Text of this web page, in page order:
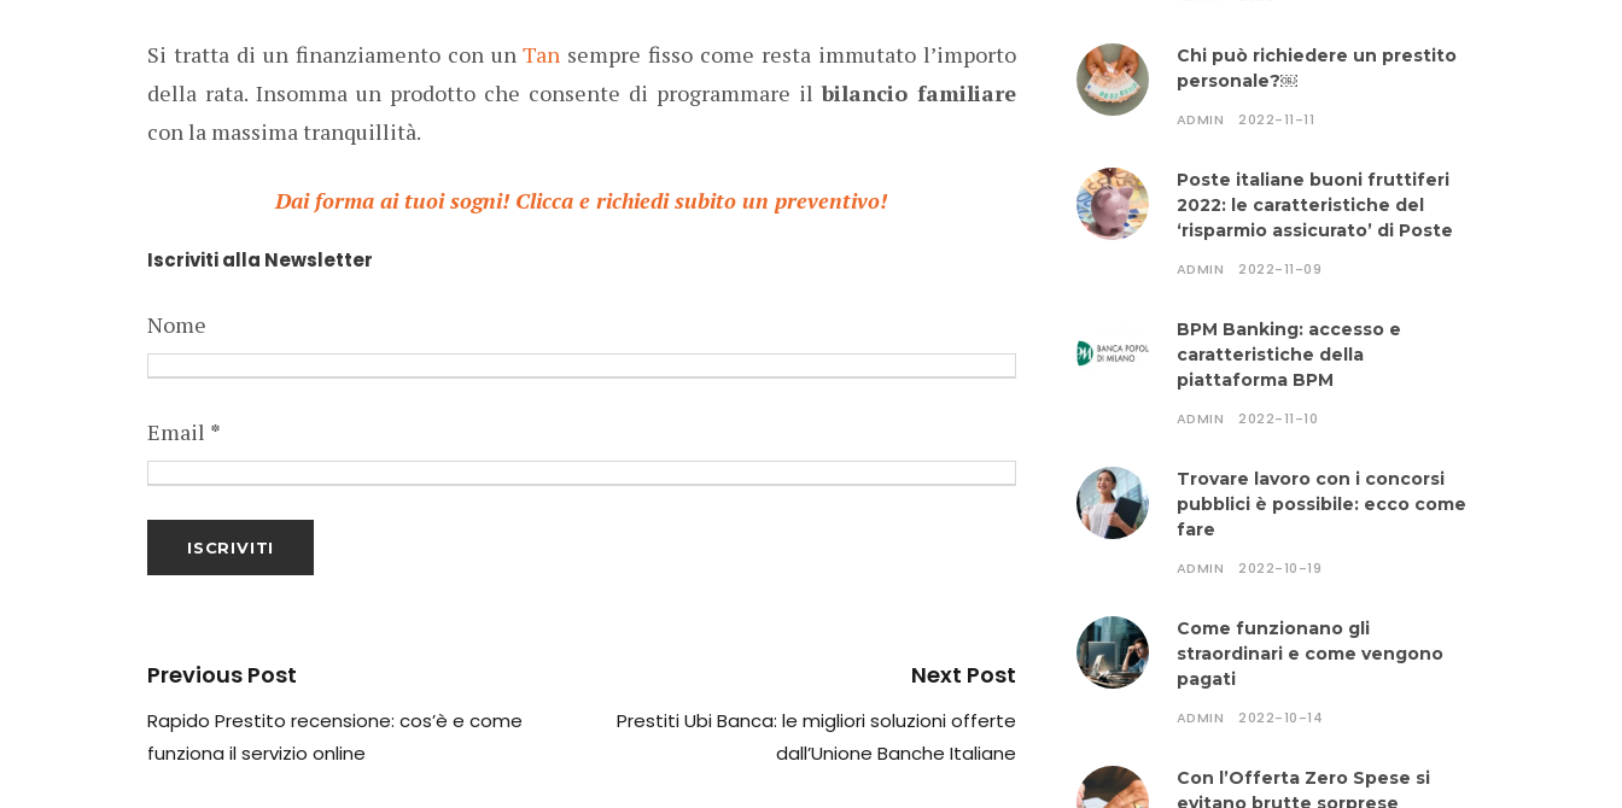
Si tratta di un finanziamento con unTan sempre fisso come resta immutato l’importo
della rata. Insomma un prodotto che consente di programmare ilbilancio familiare
con la massima tranquillità.
Dai forma ai tuoi sogni! Clicca e richiedi subito un preventivo!
Iscriviti alla Newsletter
Nome
Email *
Previous Post
Rapido Prestito recensione: cos’è e come
funziona il servizio online
Next Post
Prestiti Ubi Banca: le migliori soluzioni offerte
dall’Unione Banche Italiane
Chi può richiedere un prestito
personale?￼
ADMIN 2022-11-11
Poste italiane buoni fruttiferi
2022: le caratteristiche del
‘risparmio assicurato’ di Poste
ADMIN 2022-11-09
BPM Banking: accesso e
caratteristiche della
piattaforma BPM
ADMIN 2022-11-10
Trovare lavoro con i concorsi
pubblici è possibile: ecco come
fare
ADMIN 2022-10-19
Come funzionano gli
straordinari e come vengono
pagati
ADMIN 2022-10-14
Con l’Offerta Zero Spese si
evitano brutte sorprese